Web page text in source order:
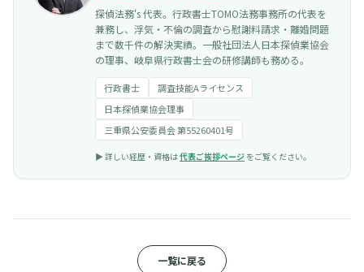
探偵法務's 代表。行政書士TOMO法務事務所の代表を
兼務し、浮気・不倫の調査から慰謝料請求・離婚問題
まで数千件の解決実績。一般社団法人日本探偵業協会
の理事、岐阜県行政書士会の研修講師も務める。
行政書士
調査技能Aライセンス
日本探偵業協会理事
三重県公安委員会 第55260401号
▶︎ 詳しい経歴・資格は代表ご挨拶ページ をご覧ください。
一覧に戻る